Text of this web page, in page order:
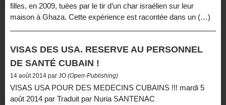
filles, en 2009, tuées par le tir d’un char israélien sur leur
maison à Ghaza. Cette expérience est racontée dans un (…)
VISAS DES USA. RESERVE AU PERSONNEL
DE SANTÉ CUBAIN !
14 août 2014 par JO (Open-Publishing)
VISAS USA POUR DES MEDECINS CUBAINS !!! mardi 5
août 2014 par Traduit par Nuria SANTENAC